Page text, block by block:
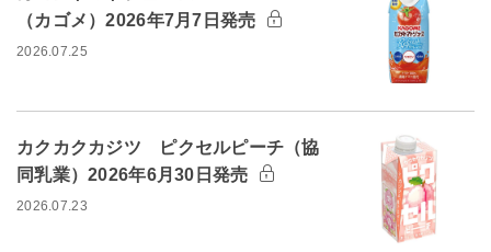
（カゴメ）2026年7月7日発売
2026.07.25
カクカクカジツ ピクセルピーチ（協
同乳業）2026年6月30日発売
2026.07.23